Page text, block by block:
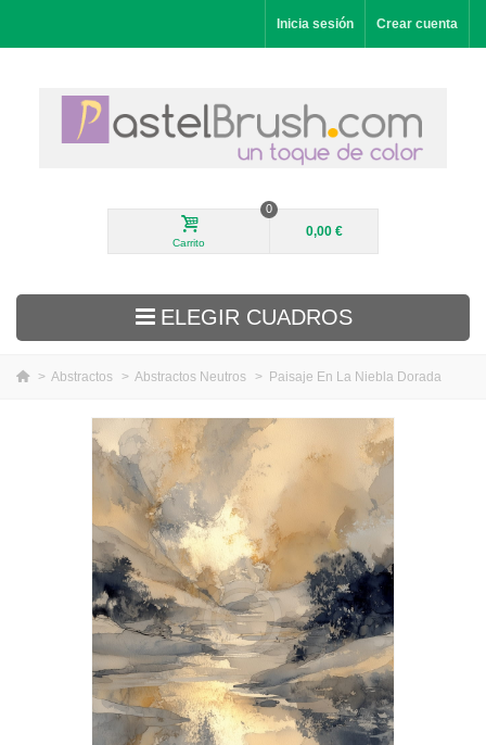
Inicia sesión Crear cuenta
Carrito
0
0,00 €
ELEGIR CUADROS
Decorativos
Por Habitación
> Abstractos > Abstractos Neutros > Paisaje En La Niebla Dorada